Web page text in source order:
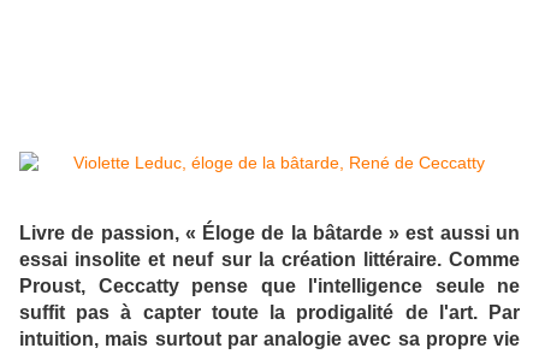
Livre de passion, « Éloge de la bâtarde » est aussi un
essai insolite et neuf sur la création littéraire. Comme
Proust, Ceccatty pense que l'intelligence seule ne
suffit pas à capter toute la prodigalité de l'art. Par
intuition, mais surtout par analogie avec sa propre vie